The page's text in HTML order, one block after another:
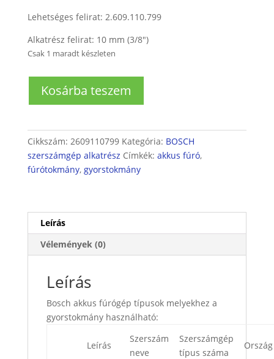
Lehetséges felirat: 2.609.110.799
Alkatrész felirat: 10 mm (3/8″)
Csak 1 maradt készleten
akkumulátoros
10
mm
mennyiség
Kosárba teszem
Cikkszám: 2609110799 Kategória: BOSCH
szerszámgép alkatrész Címkék: akkus fúró,
fúrótokmány, gyorstokmány
Leírás
Vélemények (0)
Leírás
Bosch akkus fúrógép típusok melyekhez a
gyorstokmány használható:
Leírás
Szerszám
neve
Szerszámgép
típus száma
Ország